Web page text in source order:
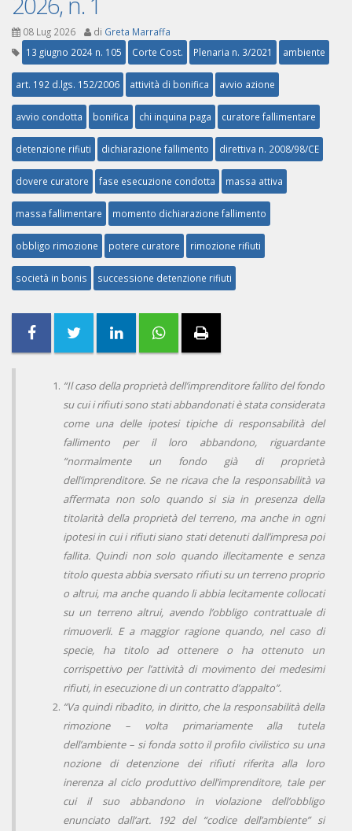
08 Lug 2026 di Greta Marraffa
13 giugno 2024 n. 105
Corte Cost. Plenaria n. 3/2021 ambiente
art. 192 d.lgs. 152/2006 attività di bonifica avvio azione
avvio condotta bonifica chi inquina paga curatore fallimentare
detenzione rifiuti dichiarazione fallimento direttiva n. 2008/98/CE
dovere curatore fase esecuzione condotta massa attiva
massa fallimentare momento dichiarazione fallimento
obbligo rimozione potere curatore rimozione rifiuti
società in bonis successione detenzione rifiuti
“Il caso della proprietà dell’imprenditore fallito del fondo
su cui i rifiuti sono stati abbandonati è stata considerata
come una delle ipotesi tipiche di responsabilità del
fallimento per il loro abbandono, riguardante
“normalmente un fondo già di proprietà
dell’imprenditore. Se ne ricava che la responsabilità va
affermata non solo quando si sia in presenza della
titolarità della proprietà del terreno, ma anche in ogni
ipotesi in cui i rifiuti siano stati detenuti dall’impresa poi
fallita. Quindi non solo quando illecitamente e senza
titolo questa abbia sversato rifiuti su un terreno proprio
o altrui, ma anche quando li abbia lecitamente collocati
su un terreno altrui, avendo l’obbligo contrattuale di
rimuoverli. E a maggior ragione quando, nel caso di
specie, ha titolo ad ottenere o ha ottenuto un
corrispettivo per l’attività di movimento dei medesimi
rifiuti, in esecuzione di un contratto d’appalto”.
“Va quindi ribadito, in diritto, che la responsabilità della
rimozione – volta primariamente alla tutela
dell’ambiente – si fonda sotto il profilo civilistico su una
nozione di detenzione dei rifiuti riferita alla loro
inerenza al ciclo produttivo dell’imprenditore, tale per
cui il suo abbandono in violazione dell’obbligo
enunciato dall’art. 192 del “codice dell’ambiente” si